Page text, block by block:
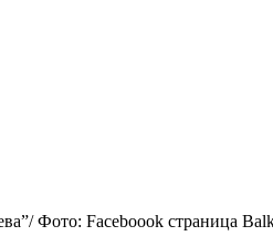
Фото: Faceboook страница